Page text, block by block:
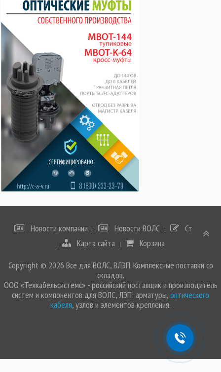
Новости компании Новости ВОЛС
Статьи
Карта сайта
Корзина
Copyright © 2026 Все для ВОЛС, ВЛЭП. Комплексные поставки со
складов.
ООО «Техкабельсистемс» - российский поставщик и производитель
систем и компонентов для ВОЛС, ЛЭП: арматуры,оптического
кабеля, узлов и элементов крепления.